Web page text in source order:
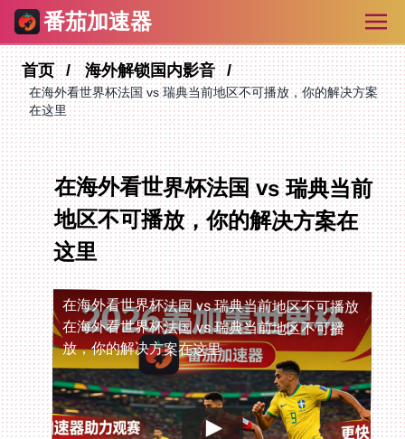
番茄加速器
首页 海外解锁国内影音
在海外看世界杯法国 vs 瑞典当前地区不可播放，你的解决方案
在这里
在海外看世界杯法国 vs 瑞典当前
地区不可播放，你的解决方案在
这里
在海外看世界杯法国 vs 瑞典当前地区不可播放
在海外看世界杯法国 vs 瑞典当前地区不可播
放，你的解决方案在这里